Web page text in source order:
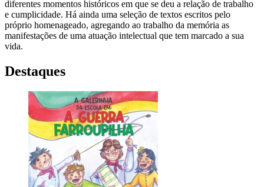
diferentes momentos históricos em que se deu a relação de trabalho
e cumplicidade. Há ainda uma seleção de textos escritos pelo
próprio homenageado, agregando ao trabalho da memória as
manifestações de uma atuação intelectual que tem marcado a sua
vida.
Destaques